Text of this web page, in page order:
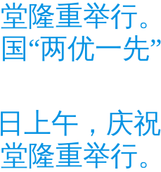
隆重举行
“两优一
上午，庆
隆重举行